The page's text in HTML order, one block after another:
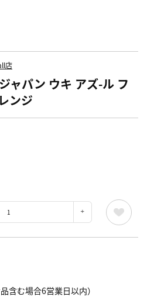
店
ャパン ウキ アズ-ル フ
ンジ
含む場合6営業日以内）